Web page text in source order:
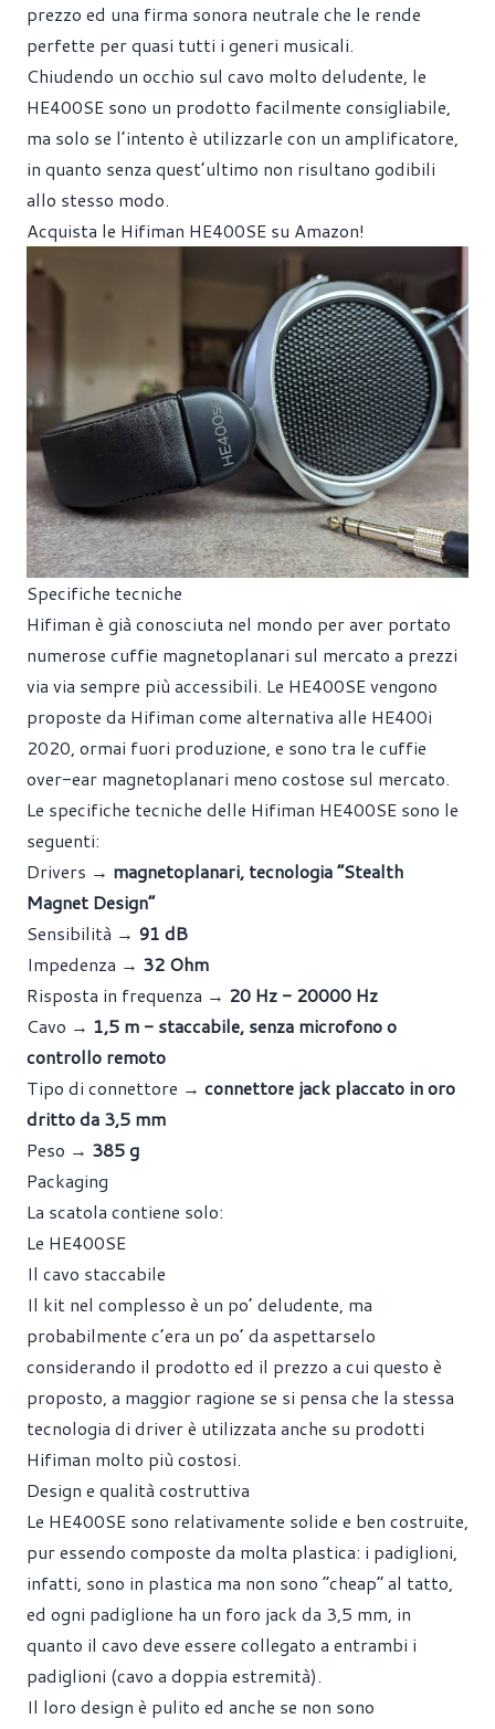
prezzo ed una firma sonora neutrale che le rende
perfette per quasi tutti i generi musicali.
Chiudendo un occhio sul cavo molto deludente, le
HE400SE sono un prodotto facilmente consigliabile,
ma solo se l’intento è utilizzarle con un amplificatore,
in quanto senza quest’ultimo non risultano godibili
allo stesso modo.
Acquista le Hifiman HE400SE su Amazon!
Specifiche tecniche
Hifiman è già conosciuta nel mondo per aver portato
numerose cuffie magnetoplanari sul mercato a prezzi
via via sempre più accessibili. Le HE400SE vengono
proposte da Hifiman come alternativa alle HE400i
2020, ormai fuori produzione, e sono tra le cuffie
over-ear magnetoplanari meno costose sul mercato.
Le specifiche tecniche delle Hifiman HE400SE sono le
seguenti:
Drivers → magnetoplanari, tecnologia “Stealth
Magnet Design”
Sensibilità → 91 dB
Impedenza → 32 Ohm
Risposta in frequenza → 20 Hz - 20000 Hz
Cavo → 1,5 m - staccabile, senza microfono o
controllo remoto
Tipo di connettore → connettore jack placcato in oro
dritto da 3,5 mm
Peso → 385 g
Packaging
La scatola contiene solo:
Le HE400SE
Il cavo staccabile
Il kit nel complesso è un po’ deludente, ma
probabilmente c’era un po’ da aspettarselo
considerando il prodotto ed il prezzo a cui questo è
proposto, a maggior ragione se si pensa che la stessa
tecnologia di driver è utilizzata anche su prodotti
Hifiman molto più costosi.
Design e qualità costruttiva
Le HE400SE sono relativamente solide e ben costruite,
pur essendo composte da molta plastica: i padiglioni,
infatti, sono in plastica ma non sono “cheap” al tatto,
ed ogni padiglione ha un foro jack da 3,5 mm, in
quanto il cavo deve essere collegato a entrambi i
padiglioni (cavo a doppia estremità).
Il loro design è pulito ed anche se non sono